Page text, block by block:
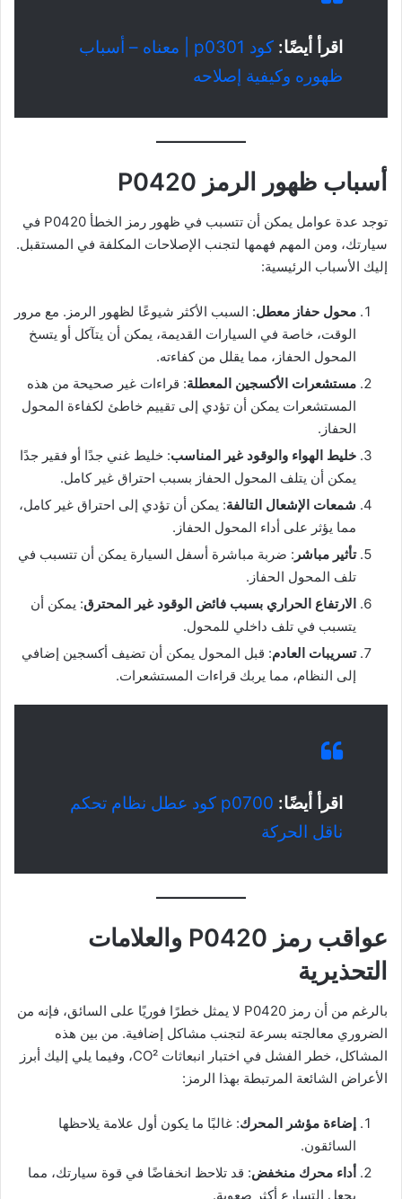
اقرأ أيضًا:
كود p0301 | معناه – أسباب
ظهوره وكيفية إصلاحه
أسباب ظهور الرمز P0420
توجد عدة عوامل يمكن أن تتسبب في ظهور رمز الخطأ P0420 في
سيارتك، ومن المهم فهمها لتجنب الإصلاحات المكلفة في المستقبل.
إليك الأسباب الرئيسية:
محول حفاز معطل: السبب الأكثر شيوعًا لظهور الرمز. مع مرور
الوقت، خاصة في السيارات القديمة، يمكن أن يتآكل أو يتسخ
المحول الحفاز، مما يقلل من كفاءته.
مستشعرات الأكسجين المعطلة: قراءات غير صحيحة من هذه
المستشعرات يمكن أن تؤدي إلى تقييم خاطئ لكفاءة المحول
الحفاز.
خليط الهواء والوقود غير المناسب: خليط غني جدًا أو فقير جدًا
يمكن أن يتلف المحول الحفاز بسبب احتراق غير كامل.
شمعات الإشعال التالفة: يمكن أن تؤدي إلى احتراق غير كامل،
مما يؤثر على أداء المحول الحفاز.
تأثير مباشر : ضربة مباشرة أسفل السيارة يمكن أن تتسبب في
تلف المحول الحفاز.
الارتفاع الحراري بسبب فائض الوقود غير المحترق: يمكن أن
يتسبب في تلف داخلي للمحول.
تسريبات العادم: قبل المحول يمكن أن تضيف أكسجين إضافي
إلى النظام، مما يربك قراءات المستشعرات.
اقرأ أيضًا:
p0700 كود عطل نظام تحكم
ناقل الحركة
عواقب رمز P0420 والعلامات
التحذيرية
بالرغم من أن رمز P0420 لا يمثل خطرًا فوريًا على السائق، فإنه من
الضروري معالجته بسرعة لتجنب مشاكل إضافية. من بين هذه
المشاكل، خطر الفشل في اختبار انبعاثات CO²، وفيما يلي إليك أبرز
الأعراض الشائعة المرتبطة بهذا الرمز:
إضاءة مؤشر المحرك: غالبًا ما يكون أول علامة يلاحظها
السائقون.
أداء محرك منخفض: قد تلاحظ انخفاضًا في قوة سيارتك، مما
يجعل التسارع أكثر صعوبة.